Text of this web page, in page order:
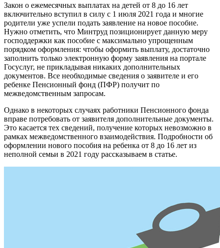
Закон о ежемесячных выплатах на детей от 8 до 16 лет
включительно вступил в силу с 1 июля 2021 года и многие
родители уже успели подать заявление на новое пособие.
Нужно отметить, что Минтруд позиционирует данную меру
господдержки как пособие с максимально упрощенным
порядком оформления: чтобы оформить выплату, достаточно
заполнить только электронную форму заявления на портале
Госуслуг, не прикладывая никаких дополнительных
документов. Все необходимые сведения о заявителе и его
ребенке Пенсионный фонд (ПФР) получит по
межведомственным запросам.
Однако в некоторых случаях работники Пенсионного фонда
вправе потребовать от заявителя дополнительные документы.
Это касается тех сведений, получение которых невозможно в
рамках межведомственного взаимодействия. Подробности об
оформлении нового пособия на ребенка от 8 до 16 лет из
неполной семьи в 2021 году рассказываем в статье.